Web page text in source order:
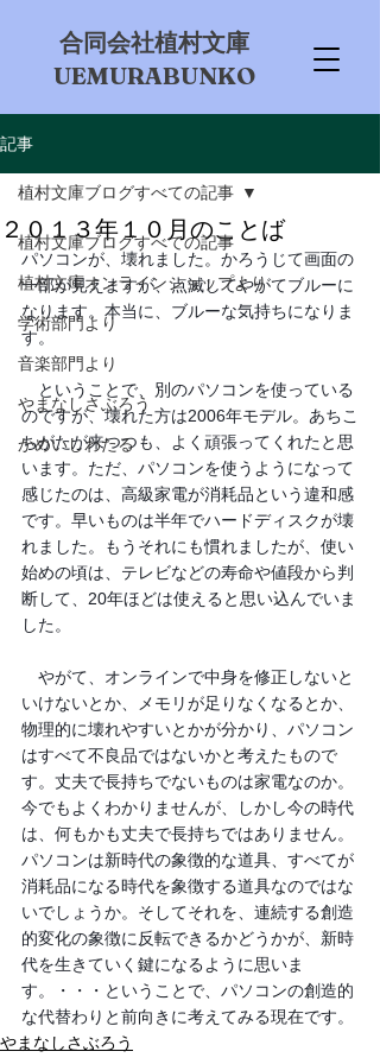
​合同会社植村文庫
UEMURABUNKO
記事
植村文庫ブログすべての記事
植村文庫オンラインショップより
学術部門より
音楽部門より
やまなしさぶろう
かめいしわたる
植村文庫ブログすべての記事
２０１３年１０月のことば
パソコンが、壊れました。かろうじて画面の
一部が見えますが、点滅してやがてブルーに
なります。本当に、ブルーな気持ちになりま
す。
ということで、別のパソコンを使っている
のですが、壊れた方は2006年モデル。あちこ
ちがたが来つつも、よく頑張ってくれたと思
います。ただ、パソコンを使うようになって
感じたのは、高級家電が消耗品という違和感
です。早いものは半年でハードディスクが壊
れました。もうそれにも慣れましたが、使い
始めの頃は、テレビなどの寿命や値段から判
断して、20年ほどは使えると思い込んでいま
した。
やがて、オンラインで中身を修正しないと
いけないとか、メモリが足りなくなるとか、
物理的に壊れやすいとかが分かり、パソコン
はすべて不良品ではないかと考えたもので
す。丈夫で長持ちでないものは家電なのか。
今でもよくわかりませんが、しかし今の時代
は、何もかも丈夫で長持ちではありません。
パソコンは新時代の象徴的な道具、すべてが
消耗品になる時代を象徴する道具なのではな
いでしょうか。そしてそれを、連続する創造
的変化の象徴に反転できるかどうかが、新時
代を生きていく鍵になるように思いま
す。・・・ということで、パソコンの創造的
な代替わりと前向きに考えてみる現在です。
やまなしさぶろう